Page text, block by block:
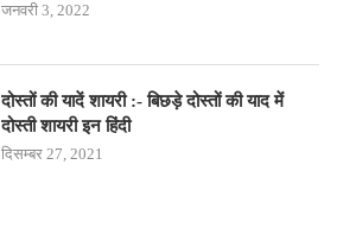
जनवरी 3, 2022
दोस्तों की यादें शायरी :- बिछड़े दोस्तों की याद में
दोस्ती शायरी इन हिंदी
दिसम्बर 27, 2021